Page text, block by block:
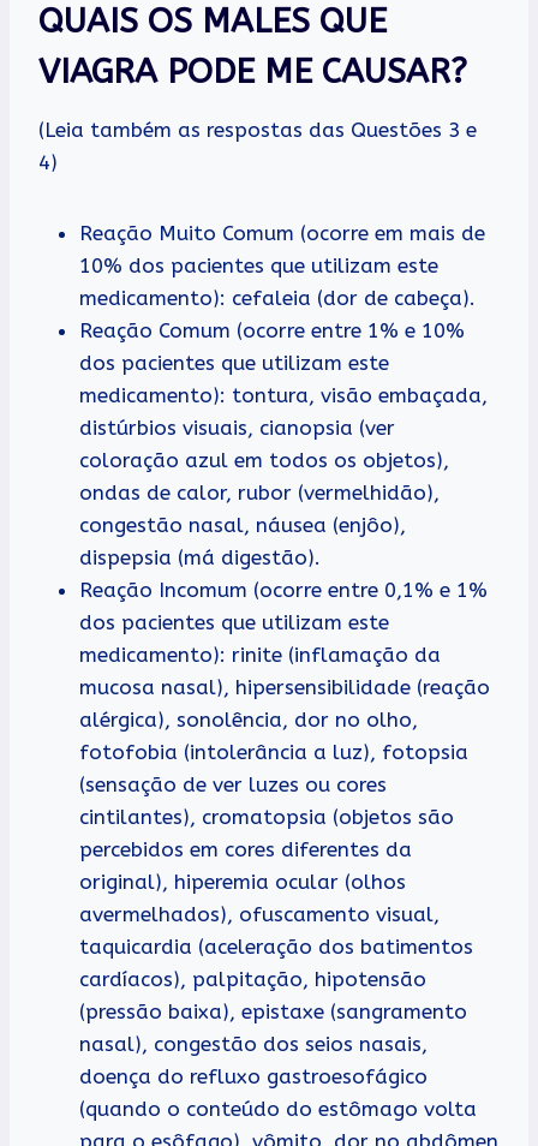
QUAIS OS MALES QUE
VIAGRA PODE ME CAUSAR?
(Leia também as respostas das Questões 3 e
4)
Reação Muito Comum (ocorre em mais de
10% dos pacientes que utilizam este
medicamento): cefaleia (dor de cabeça).
Reação Comum (ocorre entre 1% e 10%
dos pacientes que utilizam este
medicamento): tontura, visão embaçada,
distúrbios visuais, cianopsia (ver
coloração azul em todos os objetos),
ondas de calor, rubor (vermelhidão),
congestão nasal, náusea (enjôo),
dispepsia (má digestão).
Reação Incomum (ocorre entre 0,1% e 1%
dos pacientes que utilizam este
medicamento): rinite (inflamação da
mucosa nasal), hipersensibilidade (reação
alérgica), sonolência, dor no olho,
fotofobia (intolerância a luz), fotopsia
(sensação de ver luzes ou cores
cintilantes), cromatopsia (objetos são
percebidos em cores diferentes da
original), hiperemia ocular (olhos
avermelhados), ofuscamento visual,
taquicardia (aceleração dos batimentos
cardíacos), palpitação, hipotensão
(pressão baixa), epistaxe (sangramento
nasal), congestão dos seios nasais,
doença do refluxo gastroesofágico
(quando o conteúdo do estômago volta